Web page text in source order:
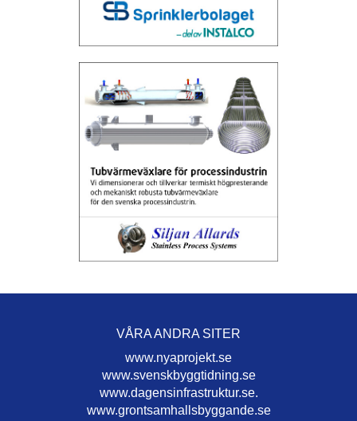
VÅRA ANDRA SITER
www.nyaprojekt.se
www.svenskbyggtidning.se
www.dagensinfrastruktur.se.
www.grontsamhallsbyggande.se